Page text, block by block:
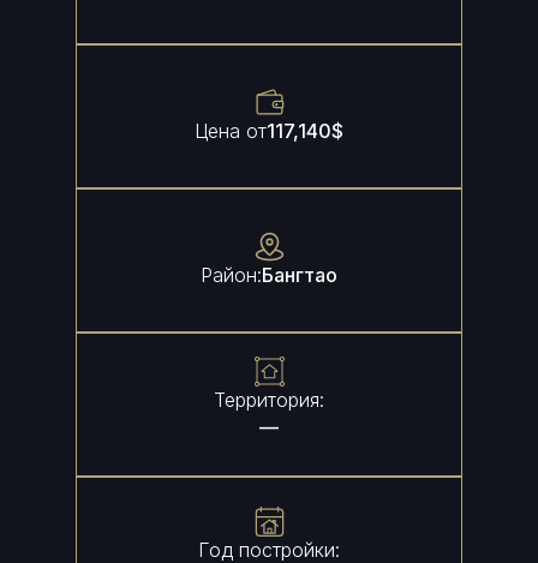
Цена от117,140$
Район:Бангтао
Территория:
—
Год постройки: